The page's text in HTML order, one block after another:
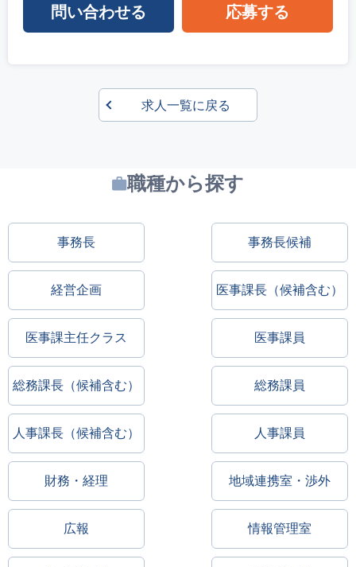
問い合わせる 応募する
求人一覧に戻る
職種から探す
事務長 事務長候補
経営企画 医事課長（候補含む）
医事課主任クラス 医事課員
総務課長（候補含む） 総務課員
人事課長（候補含む） 人事課員
財務・経理 地域連携室・渉外
広報 情報管理室